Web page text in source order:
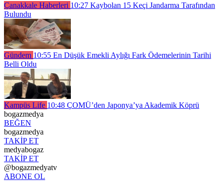
Çanakkale Haberleri 10:27 Kaybolan 15 Keçi Jandarma Tarafından
Bulundu
Gündem 10:55 En Düşük Emekli Aylığı Fark Ödemelerinin Tarihi
Belli Oldu
Kampüs Life 10:48 ÇOMÜ’den Japonya’ya Akademik Köprü
bogazmedya
BEĞEN
bogazmedya
TAKİP ET
medyabogaz
TAKİP ET
@bogazmedyatv
ABONE OL